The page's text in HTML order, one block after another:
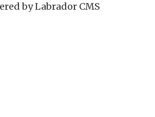
by Labrador CMS